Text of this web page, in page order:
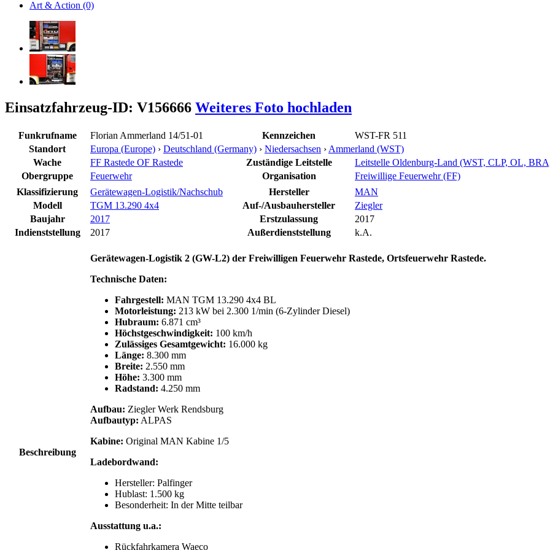
Art & Action (0)
Einsatzfahrzeug-ID: V156666 Weiteres Foto hochladen
Funkrufname Florian Ammerland 14/51-01 Kennzeichen
WST-FR 511
Standort
Europa (Europe) › Deutschland (Germany) › Niedersachsen › Ammerland (WST)
Wache
FF Rastede OF Rastede Zuständige Leitstelle
Leitstelle Oldenburg-Land (WST, CLP, OL,
Obergruppe
Feuerwehr Organisation
Freiwillige Feuerwehr (FF)
Klassifizierung
Gerätewagen-Logistik/Nachschub Hersteller
MAN
Modell
TGM 13.290 4x4 Auf-/Ausbauhersteller
Ziegler
Baujahr
2017 Erstzulassung
2017
Indienststellung
2017 Außerdienststellung k.A.
Beschreibung
Gerätewagen-Logistik 2 (GW-L2) der Freiwilligen Feuerwehr Rastede, Ortsfeuerwehr Rastede.
Technische Daten:
Fahrgestell: MAN TGM 13.290 4x4 BL
Motorleistung: 213 kW bei 2.300 1/min (6-Zylinder Diesel)
Hubraum: 6.871 cm³
Höchstgeschwindigkeit: 100 km/h
Zulässiges Gesamtgewicht: 16.000 kg
Länge: 8.300 mm
Breite: 2.550 mm
Höhe: 3.300 mm
Radstand: 4.250 mm
Aufbau: Ziegler Werk Rendsburg
Aufbautyp: ALPAS
Kabine: Original MAN Kabine 1/5
Ladebordwand:
Hersteller: Palfinger
Hublast: 1.500 kg
Besonderheit: In der Mitte teilbar
Ausstattung u.a.:
Rückfahrkamera Waeco